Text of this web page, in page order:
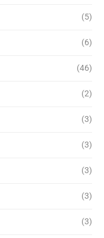
(5)
(6)
(46)
(2)
(3)
(3)
(3)
(3)
(3)